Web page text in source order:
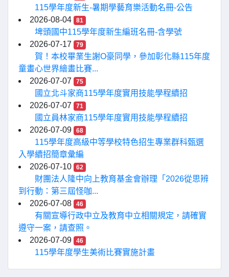
115學年度新生-暑期學藝育樂活動名冊-公告
2026-08-04
81
埤頭國中115學年度新生編班名冊-含學號
2026-07-17
79
賀！本校畢業生謝O豪同學，參加彰化縣115年度
童畫心世界繪畫比賽...
2026-07-07
75
國立北斗家商115學年度實用技能學程續招
2026-07-07
71
國立員林家商115學年度實用技能學程續招
2026-07-09
68
115學年度高級中等學校特色招生專業群科甄選
入學續招簡章彙編
2026-07-10
62
財團法人隆中向上教育基金會辦理「2026從思辨
到行動：第三屆怪咖...
2026-07-08
46
有關宣導行政中立及教育中立相關規定，請確實
遵守一案，請查照。
2026-07-09
46
115學年度學生美術比賽實施計畫